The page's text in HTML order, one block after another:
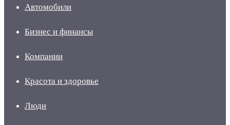
Автомобили
Бизнес и финансы
Компании
Красота и здоровье
Люди